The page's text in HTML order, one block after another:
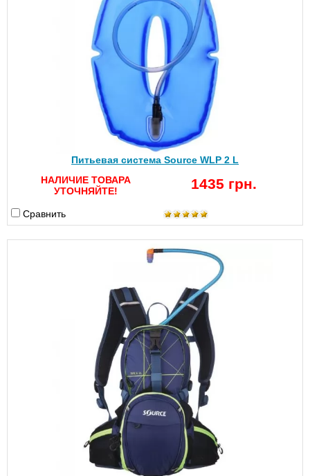
Питьевая система Source WLP 2 L
НАЛИЧИЕ ТОВАРА
УТОЧНЯЙТЕ!
1435 грн.
Сравнить